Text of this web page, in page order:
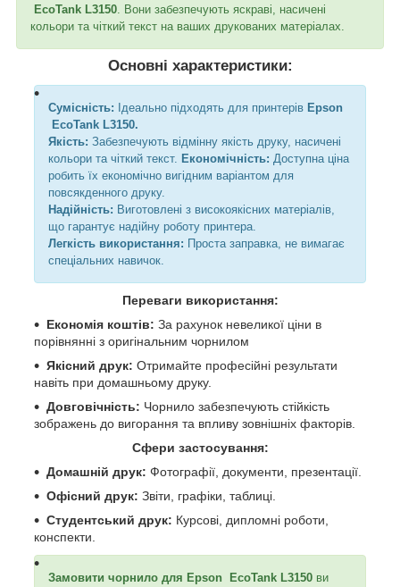
EcoTank L3150 . Вони забезпечують яскраві, насичені
кольори та чіткий текст на ваших друкованих матеріалах.
Основні характеристики:
Сумісність: Ідеально підходять для принтерів Epson
EcoTank L3150.
Якість: Забезпечують відмінну якість друку, насичені
кольори та чіткий текст. Економічність: Доступна ціна
робить їх економічно вигідним варіантом для
повсякденного друку.
Надійність: Виготовлені з високоякісних матеріалів,
що гарантує надійну роботу принтера.
Легкість використання: Проста заправка, не вимагає
спеціальних навичок.
Переваги використання:
Економія коштів: За рахунок невеликої ціни в
порівнянні з оригінальним чорнилом
Якісний друк: Отримайте професійні результати
навіть при домашньому друку.
Довговічність: Чорнило забезпечують стійкість
зображень до вигорання та впливу зовнішніх факторів.
Сфери застосування:
Домашній друк: Фотографії, документи, презентації.
Офісний друк: Звіти, графіки, таблиці.
Студентський друк: Курсові, дипломні роботи,
конспекти.
Замовити чорнило для Epson EcoTank L3150 ви